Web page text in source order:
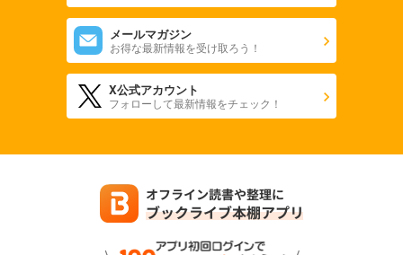
メールマガジン
お得な最新情報を受け取ろう！
X公式アカウント
フォローして最新情報をチェック！